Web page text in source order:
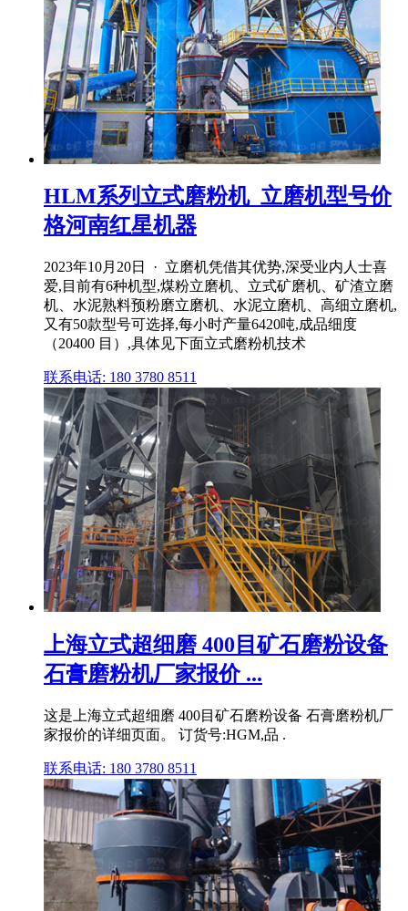
HLM系列立式磨粉机_立磨机型号价
格河南红星机器
2023年10月20日 · 立磨机凭借其优势,深受业内人士喜
爱,目前有6种机型,煤粉立磨机、立式矿磨机、矿渣立磨
机、水泥熟料预粉磨立磨机、水泥立磨机、高细立磨机,
又有50款型号可选择,每小时产量6420吨,成品细度
（20400 目）,具体见下面立式磨粉机技术
联系电话: 180 3780 8511
上海立式超细磨 400目矿石磨粉设备
石膏磨粉机厂家报价 ...
这是上海立式超细磨 400目矿石磨粉设备 石膏磨粉机厂
家报价的详细页面。 订货号:HGM,品 .
联系电话: 180 3780 8511